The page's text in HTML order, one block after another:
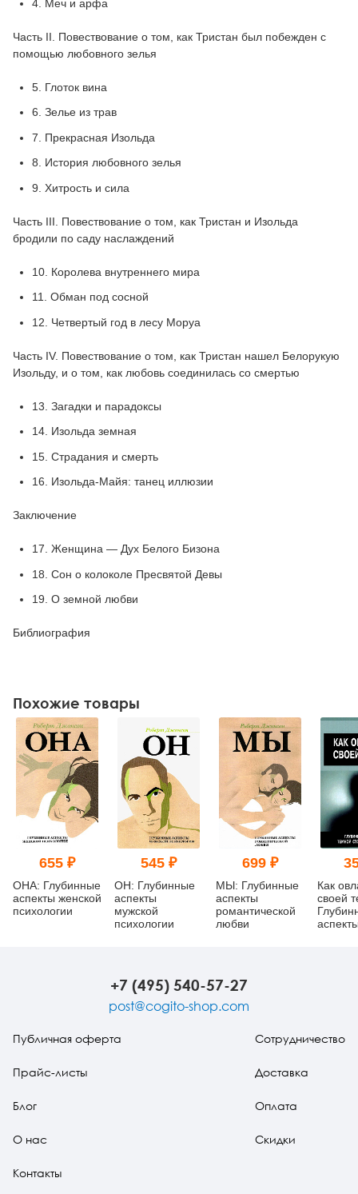
4. Меч и арфа
Часть II. Повествование о том, как Тристан был побежден с
помощью любовного зелья
5. Глоток вина
6. Зелье из трав
7. Прекрасная Изольда
8. История любовного зелья
9. Хитрость и сила
Часть III. Повествование о том, как Тристан и Изольда
бродили по саду наслаждений
10. Королева внутреннего мира
11. Обман под сосной
12. Четвертый год в лесу Моруа
Часть IV. Повествование о том, как Тристан нашел Белорукую
Изольду, и о том, как любовь соединилась со смертью
13. Загадки и парадоксы
14. Изольда земная
15. Страдания и смерть
16. Изольда-Майя: танец иллюзии
Заключение
17. Женщина — Дух Белого Бизона
18. Сон о колоколе Пресвятой Девы
19. О земной любви
Библиография
Похожие товары
655 ₽
ОНА: Глубинные
аспекты женской
психологии
545 ₽
ОН: Глубинные
аспекты
мужской
психологии
699 ₽
МЫ: Глубинные
аспекты
романтической
любви
Как
своей
+7 (495) 540-57-27
post@cogito-shop.com
Публичная оферта
Прайс-листы
Блог
О нас
Контакты
Сотрудничество
Доставка
Оплата
Скидки